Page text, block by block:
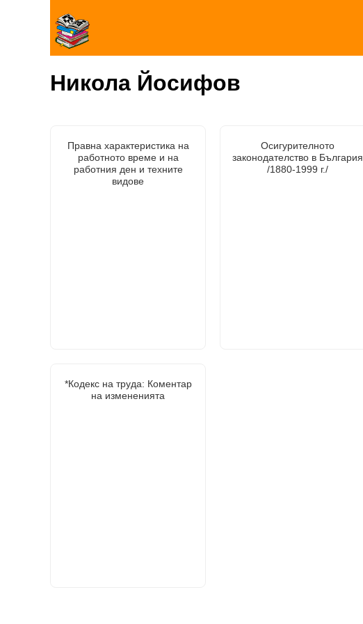
Никола Йосифов
Правна характеристика на
работното време и на
работния ден и техните
видове
Осигурителното
законодателство в България
/1880-1999 г./
*Кодекс на труда: Коментар
на измененията